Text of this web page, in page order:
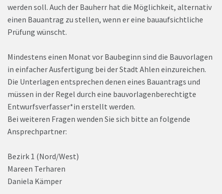
werden soll. Auch der Bauherr hat die Möglichkeit, alternativ
einen Bauantrag zu stellen, wenn er eine bauaufsichtliche
Prüfung wünscht.
Mindestens einen Monat vor Baubeginn sind die Bauvorlagen
in einfacher Ausfertigung bei der Stadt Ahlen einzureichen.
Die Unterlagen entsprechen denen eines Bauantrags und
müssen in der Regel durch eine bauvorlagenberechtigte
Entwurfsverfasser*in erstellt werden.
Bei weiteren Fragen wenden Sie sich bitte an folgende
Ansprechpartner:
Bezirk 1 (Nord/West)
Mareen Terharen
Daniela Kämper